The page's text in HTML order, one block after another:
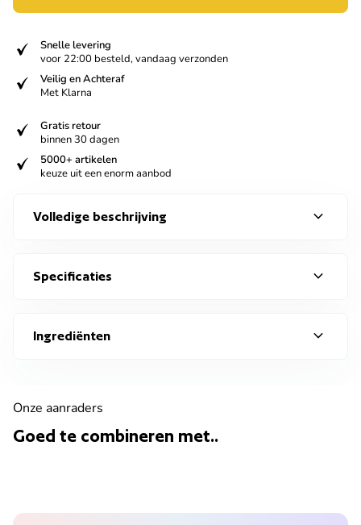
verified
Snelle levering
voor 22:00 besteld, vandaag verzonden
verified
Veilig en Achteraf
Met Klarna
verified
Gratis retour
binnen 30 dagen
verified
5000+ artikelen
keuze uit een enorm aanbod
Volledige beschrijving expand_more
Specificaties expand_more
Ingrediënten expand_more
Onze aanraders
Goed te combineren met..